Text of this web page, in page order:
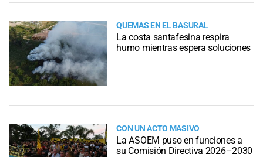
QUEMAS EN EL BASURAL
La costa santafesina respira
humo mientras espera soluciones
CON UN ACTO MASIVO
La ASOEM puso en funciones a
su Comisión Directiva 2026–2030